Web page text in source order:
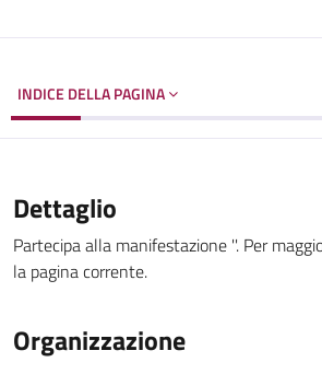
INDICE DELLA PAGINA
Dettaglio
Partecipa alla manifestazione ''. Per
la pagina corrente.
Organizzazione